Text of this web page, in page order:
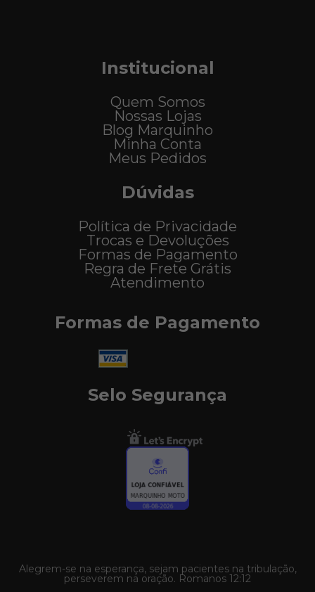
Institucional
Quem Somos
Nossas Lojas
Blog Marquinho
Minha Conta
Meus Pedidos
Dúvidas
Política de Privacidade
Trocas e Devoluções
Formas de Pagamento
Regra de Frete Grátis
Atendimento
Formas de Pagamento
Selo Segurança
Alegrem-se na esperança, sejam pacientes na tribulação,
perseverem na oração. Romanos 12:12